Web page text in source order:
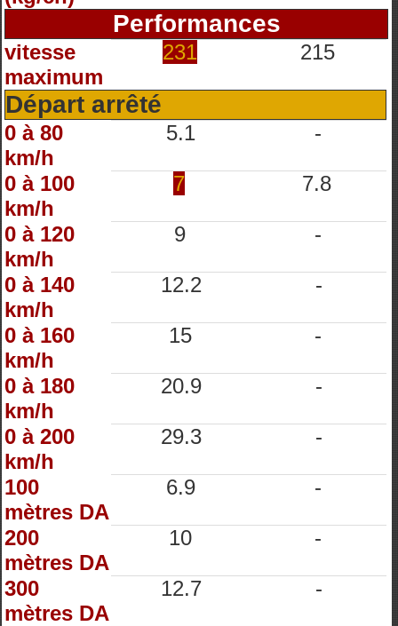
Performances
vitesse
maximum
231 215
Départ arrêté
0 à 80
km/h
5.1 -
0 à 100
km/h
7 7.8
0 à 120
km/h
9 -
0 à 140
km/h
12.2 -
0 à 160
km/h
15 -
0 à 180
km/h
20.9 -
0 à 200
km/h
29.3 -
100
mètres DA
6.9 -
200
mètres DA
10 -
300
mètres DA
12.7 -